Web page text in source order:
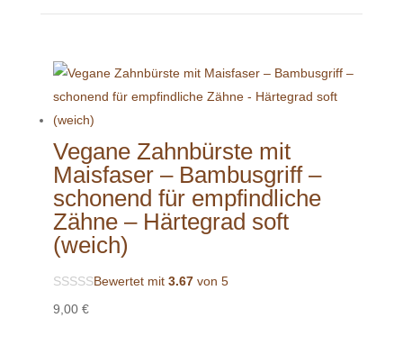
Vegane Zahnbürste mit
Maisfaser – Bambusgriff –
schonend für empfindliche
Zähne – Härtegrad soft
(weich)
Bewertet mit 3.67von 5
9,00 €